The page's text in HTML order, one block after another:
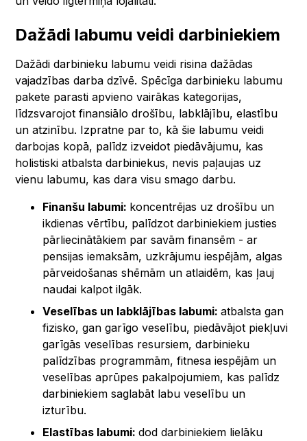
Dažādi labumu veidi darbiniekiem
Dažādi darbinieku labumu veidi risina dažādas
vajadzības darba dzīvē. Spēcīga darbinieku labumu
pakete parasti apvieno vairākas kategorijas,
līdzsvarojot finansiālo drošību, labklājību, elastību
un atzinību. Izpratne par to, kā šie labumu veidi
darbojas kopā, palīdz izveidot piedāvājumu, kas
holistiski atbalsta darbiniekus, nevis paļaujas uz
vienu labumu, kas dara visu smago darbu.
Finanšu labumi: koncentrējas uz drošību un
ikdienas vērtību, palīdzot darbiniekiem justies
pārliecinātākiem par savām finansēm - ar
pensijas iemaksām, uzkrājumu iespējām, algas
pārveidošanas shēmām un atlaidēm, kas ļauj
naudai kalpot ilgāk.
Veselības un labklājības labumi:atbalsta gan
fizisko, gan garīgo veselību, piedāvājot piekļuvi
garīgās veselības resursiem, darbinieku
palīdzības programmām, fitnesa iespējām un
veselības aprūpes pakalpojumiem, kas palīdz
darbiniekiem saglabāt labu veselību un
izturību.
Elastības labumi:dod darbiniekiem lielāku